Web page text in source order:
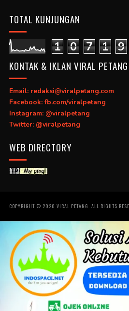
TOTAL KUNJUNGAN
1 0 7 1 9
KONTAK & IKLAN VIRAL PETANG
Email: redaksi@viralpetang.com
Facebook: fb.com/viralpetang
Instagram: @viralpetang
Twitter: @viralpetang
WEB DIRECTORY
COPYRIGHT © 2020 VIRAL PETANG. ALL RIGHTS